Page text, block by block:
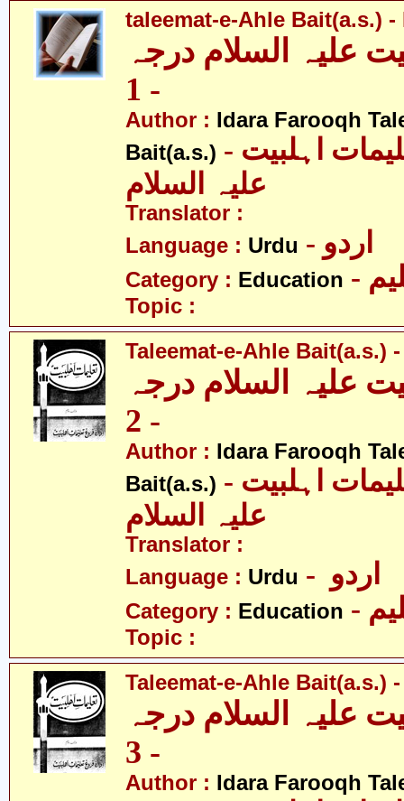
taleemat-e-Ahle Bait(a.s.) -
علیہ السلام درجہ
- 1
Author : Idara Farooqh
Bait(a.s.) - ادارہ فروغ تعلیمات اہلبیت
علیہ السلام
Translator :
Language : Urdu - اردو
Category : Education
Topic :
Taleemat-e-Ahle Bait(a.s.)
علیہ السلام درجہ
- 2
Author : Idara Farooqh
Bait(a.s.) - ادارہ فروغ تعلیمات اہلبیت
علیہ السلام
Translator :
Language : Urdu
Category : Education
Topic :
Taleemat-e-Ahle Bait(a.s.)
علیہ السلام درجہ
- 3
Author : Idara Farooqh